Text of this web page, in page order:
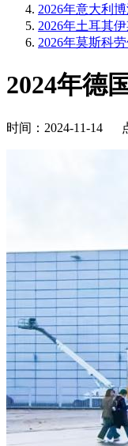
2026年意大利
2026年土耳其
2026年莫斯科
2024年德
时间：2024-11-14